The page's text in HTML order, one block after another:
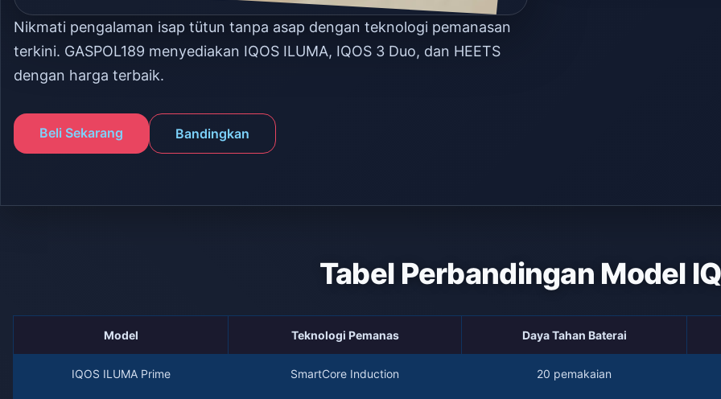
Nikmati pengalaman isap tütun tanpa asap dengan teknologi pemanasan
terkini. GASPOL189 menyediakan IQOS ILUMA, IQOS 3 Duo, dan HEETS
dengan harga terbaik.
Beli Sekarang Bandingkan
Tabel Perbandingan Model
Model Teknologi Pemanas Daya Tahan Baterai
IQOS ILUMA Prime SmartCore Induction 20 pemakaian